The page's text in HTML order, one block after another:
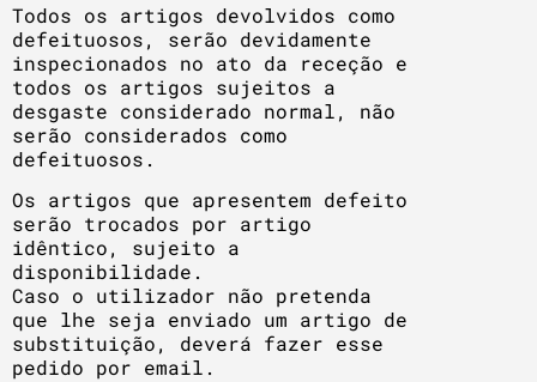
Todos os artigos devolvidos como
defeituosos, serão devidamente
inspecionados no ato da receção e
todos os artigos sujeitos a
desgaste considerado normal, não
serão considerados como
defeituosos.
Os artigos que apresentem defeito
serão trocados por artigo
idêntico, sujeito a
disponibilidade.
Caso o utilizador não pretenda
que lhe seja enviado um artigo de
substituição, deverá fazer esse
pedido por email.